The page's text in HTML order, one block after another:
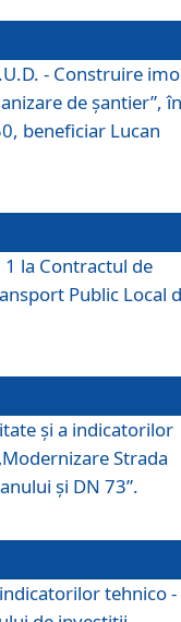
- Construire
de șantier”, în
beneficiar Lucan
la Contractul de
Public Local
şi a indicatorilor
Strada
și DN 73”.
tehnico -